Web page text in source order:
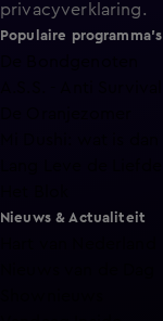
privacyverklaring.
Populaire programma's
Nieuws & Actualiteit